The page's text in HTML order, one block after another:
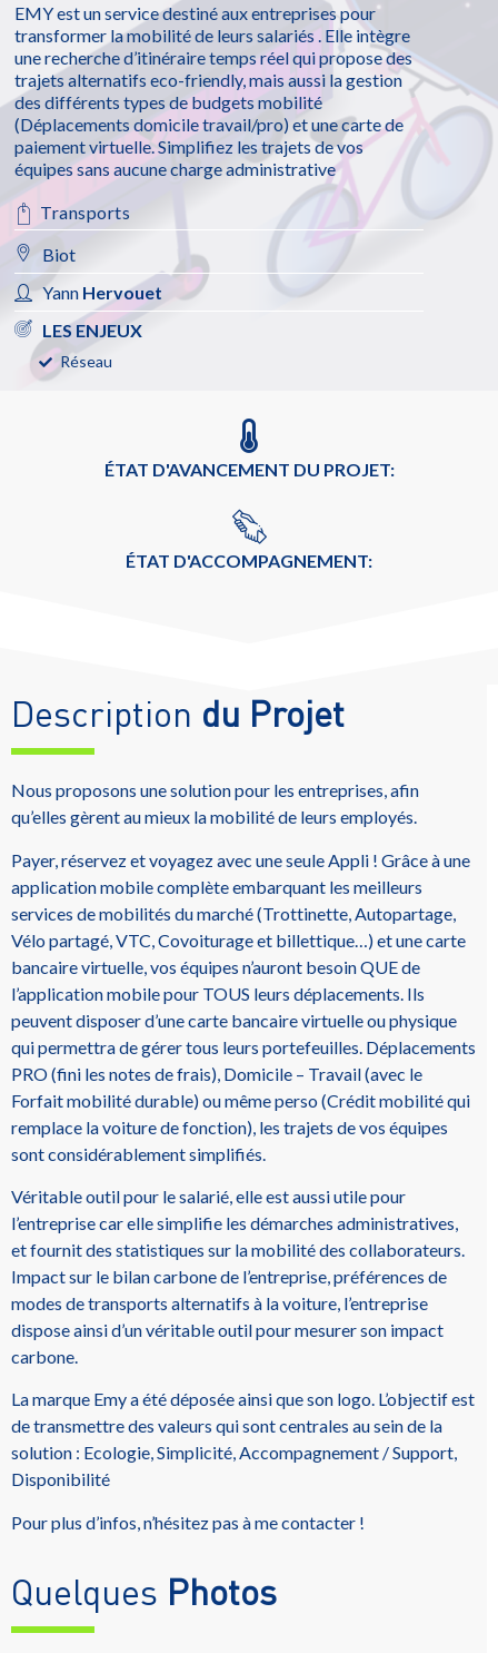
EMY est un service destiné aux entreprises pour
transformer la mobilité de leurs salariés . Elle intègre
une recherche d’itinéraire temps réel qui propose des
trajets alternatifs eco-friendly, mais aussi la gestion
des différents types de budgets mobilité
(Déplacements domicile travail/pro) et une carte de
paiement virtuelle. Simplifiez les trajets de vos
équipes sans aucune charge administrative
Transports
Biot
Yann Hervouet
LES ENJEUX
Réseau
ÉTAT D'AVANCEMENT DU PROJET:
ÉTAT D'ACCOMPAGNEMENT:
Description du Projet
Nous proposons une solution pour les entreprises, afin
qu’elles gèrent au mieux la mobilité de leurs employés.
Payer, réservez et voyagez avec une seule Appli ! Grâce à une
application mobile complète embarquant les meilleurs
services de mobilités du marché (Trottinette, Autopartage,
Vélo partagé, VTC, Covoiturage et billettique…) et une carte
bancaire virtuelle, vos équipes n’auront besoin QUE de
l’application mobile pour TOUS leurs déplacements. Ils
peuvent disposer d’une carte bancaire virtuelle ou physique
qui permettra de gérer tous leurs portefeuilles. Déplacements
PRO (fini les notes de frais), Domicile – Travail (avec le
Forfait mobilité durable) ou même perso (Crédit mobilité qui
remplace la voiture de fonction), les trajets de vos équipes
sont considérablement simplifiés.
Véritable outil pour le salarié, elle est aussi utile pour
l’entreprise car elle simplifie les démarches administratives,
et fournit des statistiques sur la mobilité des collaborateurs.
Impact sur le bilan carbone de l’entreprise, préférences de
modes de transports alternatifs à la voiture, l’entreprise
dispose ainsi d’un véritable outil pour mesurer son impact
carbone.
La marque Emy a été déposée ainsi que son logo. L’objectif est
de transmettre des valeurs qui sont centrales au sein de la
solution : Ecologie, Simplicité, Accompagnement / Support,
Disponibilité
Pour plus d’infos, n’hésitez pas à me contacter !
Quelques Photos